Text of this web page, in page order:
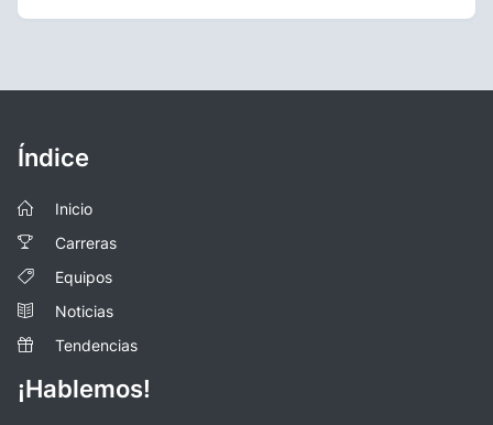
Índice
Inicio
Carreras
Equipos
Noticias
Tendencias
¡Hablemos!